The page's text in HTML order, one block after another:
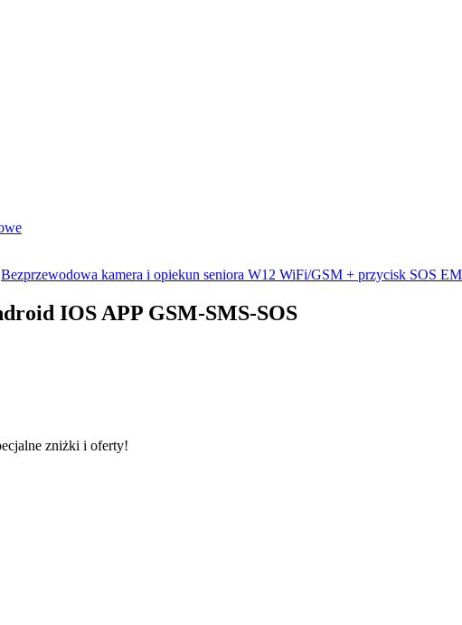
Bezprzewodowa kamera i opiekun seniora W12 WiFi/GSM + przycisk SOS
IOS APP GSM-SMS-SOS
zniżki i oferty!